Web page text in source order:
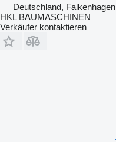
Deutschland, Falkenhagen
HKL BAUMASCHINEN
Verkäufer kontaktieren